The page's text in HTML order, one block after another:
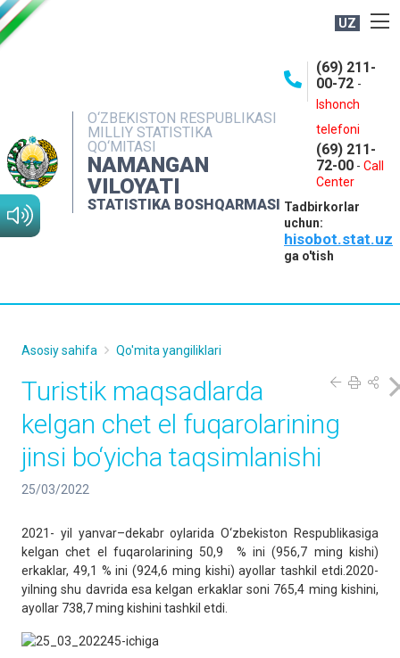
UZ
O‘ZBEKISTON RESPUBLIKASI
MILLIY STATISTIKA
QO‘MITASI
NAMANGAN
VILOYATI
STATISTIKA BOSHQARMASI
(69) 211-
00-72 -
Ishonch
telefoni
(69) 211-
72-00 - Call
Center
Tadbirkorlar
uchun:
hisobot.stat.uz
ga o'tish
NASHRLAR
INTERAKTIV XIZMATLAR
MATBUOT XIZMATI
MUROJAATLAR
Asosiy sahifa Qo'mita yangiliklari
Turistik maqsadlarda
kelgan chet el fuqarolarining
jinsi bo‘yicha taqsimlanishi
25/03/2022
2021- yil yanvar–dekabr oylarida O‘zbekiston Respublikasiga
kelgan chet el fuqarolarining 50,9 % ini (956,7 ming kishi)
erkaklar, 49,1 % ini (924,6 ming kishi) ayollar tashkil etdi.2020-
yilning shu davrida esa kelgan erkaklar soni 765,4 ming kishini,
ayollar 738,7 ming kishini tashkil etdi.